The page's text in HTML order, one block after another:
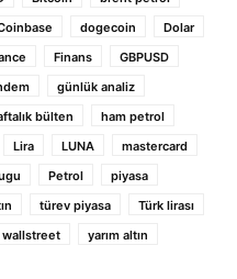
dogecoin
Dolar
Finans
GBPUSD
günlük analiz
bülten
ham petrol
Lira LUNA
mastercard
Petrol
piyasa
türev piyasa
Türk lirası
wallstreet yarım altın